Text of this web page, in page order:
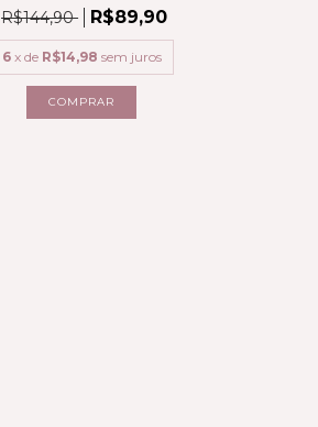
R$144,90 R$89,90
6 x de R$14,98 sem juros